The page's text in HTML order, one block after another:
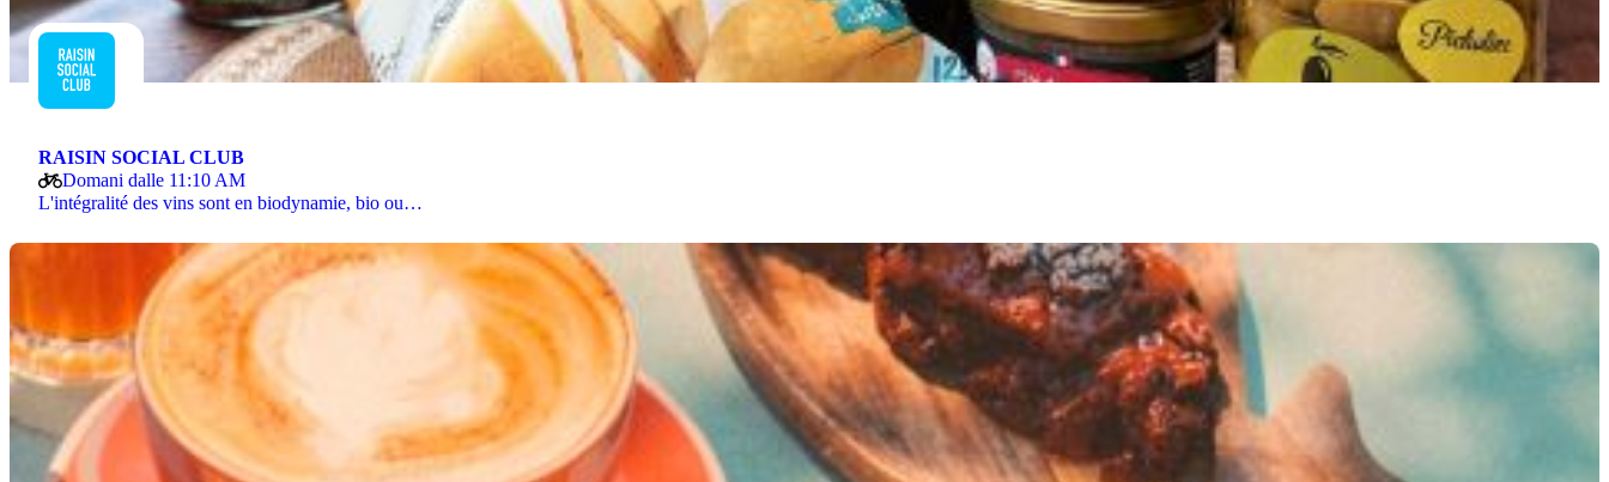
RAISIN SOCIAL CLUB
Domani dalle 11:10 AM
L'intégralité des vins sont en biodynamie, bio ou…